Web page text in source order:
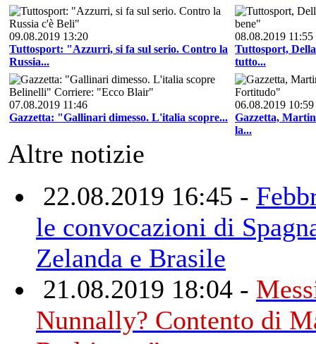
09.08.2019 13:20
Tuttosport: "Azzurri, si fa sul serio. Contro la
Russia...
08.08.2019 11:55
Tuttosport,
tutto...
07.08.2019 11:46
Gazzetta: "Gallinari dimesso. L'italia scopre...
06.08.2019 10:59
Gazzetta,
la...
Altre notizie
22.08.2019 16:45 -
le convocazioni di
Zelanda e Brasile
21.08.2019 18:04 -
Nunnally? Contento di